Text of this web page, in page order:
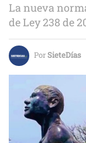
La nueva
de Ley 238 de
PorSieteDías